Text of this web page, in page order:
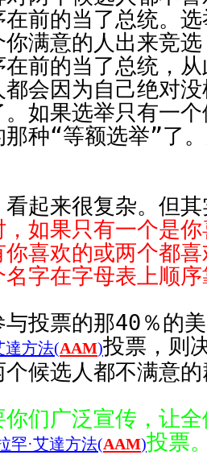
前的当了总统。
满意的人出来竞
前的当了总统，
会因为自己绝对
如果选举只有一
那种“等额选举”了
看起来很复杂。但
，如果只有一个是
喜欢的或两个都
字在字母表上顺
投票的那40％的
達方法(AAM)投票，则
候选人都不满意
们广泛宣传，让
罕·艾達方法(AAM)投票